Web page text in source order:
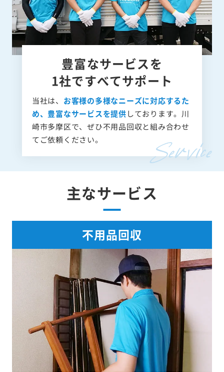
豊富なサービスを
1社ですべてサポート
当社は、 お客様の多様なニーズに対応するた
め、豊富なサービスを提供しております。川
崎市多摩区で、ぜひ不用品回収と組み合わせ
てご依頼ください。
主なサービス
不用品回収